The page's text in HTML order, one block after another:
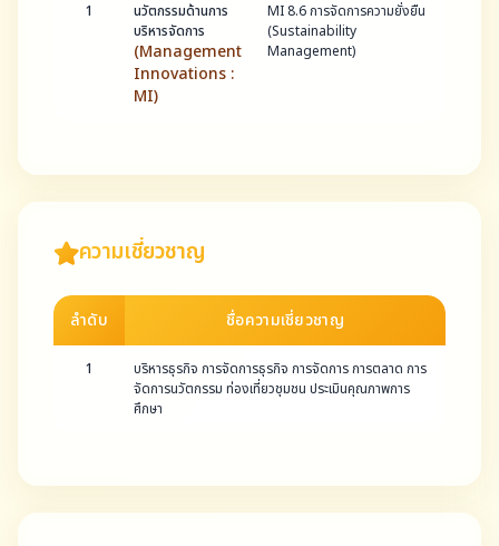
1
นวัตกรรมด้านการ
บริหารจัดการ
(Management
Innovations :
MI)
MI 8.6 การจัดการความยั่งยืน
(Sustainability
Management)
ความเชี่ยวชาญ
ลำดับ ชื่อความเชี่ยวชาญ
1
บริหารธุรกิจ การจัดการธุรกิจ การจัดการ การตลาด การ
จัดการนวัตกรรม ท่องเที่ยวชุมชน ประเมินคุณภาพการ
ศึกษา